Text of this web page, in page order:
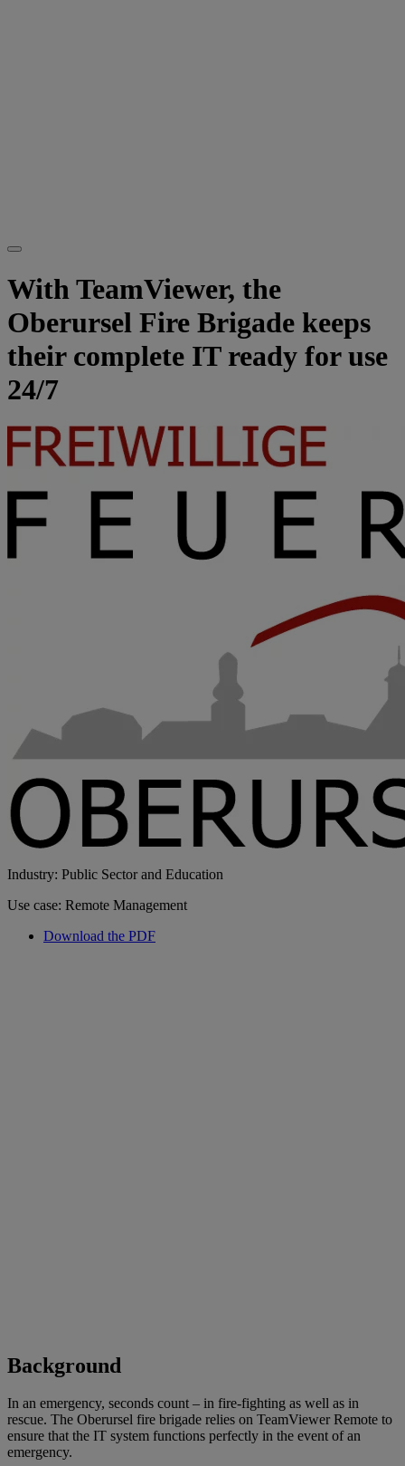
With TeamViewer, the
Oberursel Fire Brigade keeps
their complete IT ready for use
24/7
Industry: Public Sector and Education
Use case: Remote Management
Download the PDF
Background
In an emergency, seconds count – in fire-fighting as well as in
rescue. The Oberursel fire brigade relies on TeamViewer Remote to
ensure that the IT system functions perfectly in the event of an
emergency.